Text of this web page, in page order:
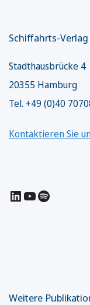
Schiffahrts-
Stadthausbrücke 4
20355 Hamburg
Tel. +49 (0)40
Kontaktieren Sie
LinkedIn
YouTube
Spotify
Weitere